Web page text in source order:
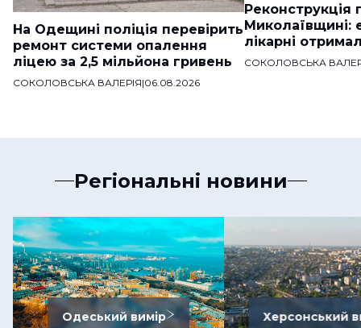
На Одещині поліція перевірить
ремонт системи опалення
ліцею за 2,5 мільйона гривень
СОКОЛОВСЬКА ВАЛЕРІЯ|06.08.2026
Реконструкція
Миколаївщині:
лікарні
СОКОЛОВСЬКА
Регіональні новини
Одеський вимір Херсонський